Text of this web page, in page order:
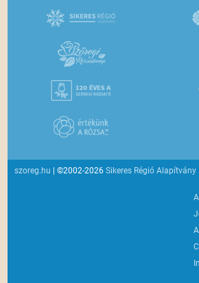
szoreg.hu | ©2002-2026Sikeres Régió Alapítvány